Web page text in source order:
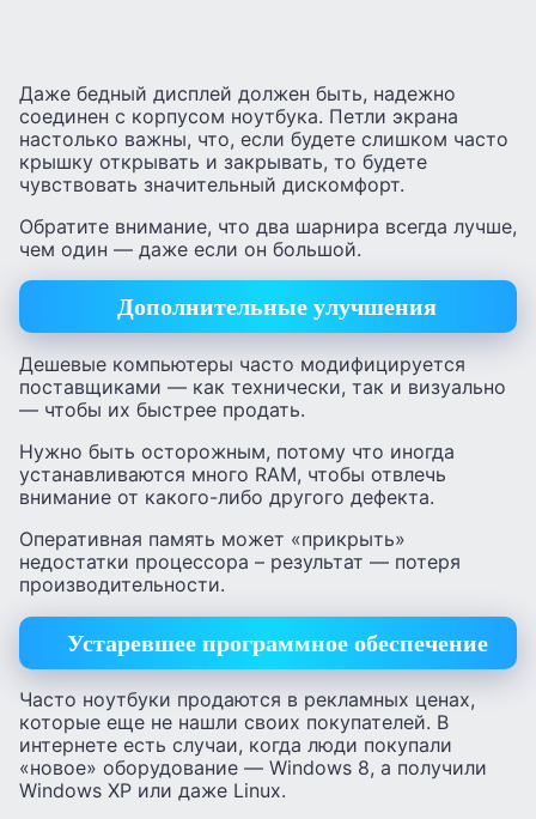
Даже бедный дисплей должен быть, надежно
соединен с корпусом ноутбука. Петли экрана
настолько важны, что, если будете слишком часто
крышку открывать и закрывать, то будете
чувствовать значительный дискомфорт.
Обратите внимание, что два шарнира всегда лучше,
чем один — даже если он большой.
Дополнительные улучшения
Дешевые компьютеры часто модифицируется
поставщиками — как технически, так и визуально
— чтобы их быстрее продать.
Нужно быть осторожным, потому что иногда
устанавливаются много RAM, чтобы отвлечь
внимание от какого-либо другого дефекта.
Оперативная память может «прикрыть»
недостатки процессора – результат — потеря
производительности.
Устаревшее программное обеспечение
Часто ноутбуки продаются в рекламных ценах,
которые еще не нашли своих покупателей. В
интернете есть случаи, когда люди покупали
«новое» оборудование — Windows 8, а получили
Windows XP или даже Linux.